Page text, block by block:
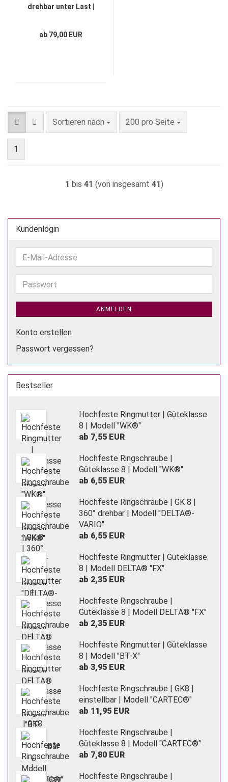
drehbar unter Last |
ab 79,00 EUR
Sortieren nach
Sortieren nach 200 pro Seite
pro Seite
1
1 bis 41 (von insgesamt 41)
Kundenlogin
E-
Mail-
Adresse
Passwort
ANMELDEN
Konto erstellen
Passwort vergessen?
Bestseller
Hochfeste Ringmutter | Güteklasse
8 | Modell "WK®"
ab 7,55 EUR
Hochfeste Ringschraube |
Güteklasse 8 | Modell "WK®"
ab 6,55 EUR
Hochfeste Ringschraube | GK 8 |
360° drehbar | Modell "DELTA®-
VARIO"
ab 6,55 EUR
Hochfeste Ringmutter | Güteklasse
8 | Modell DELTA® "FX"
ab 2,35 EUR
Hochfeste Ringschraube |
Güteklasse 8 | Modell DELTA® "FX"
ab 2,35 EUR
Hochfeste Ringmutter | Güteklasse
8 | Modell "BT-X"
ab 3,95 EUR
Hochfeste Ringschraube | GK8 |
einstellbar | Modell "CARTEC®"
ab 11,95 EUR
Hochfeste Ringschraube |
Güteklasse 8 | Modell "CARTEC®"
ab 7,80 EUR
Hochfeste Ringschraube |